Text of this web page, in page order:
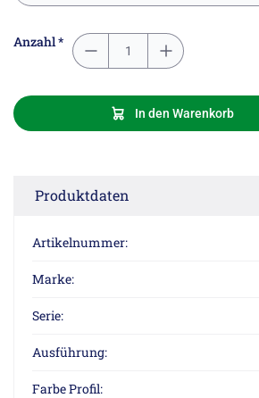
Anzahl *
In den Warenkorb
Produktdaten
Artikelnummer:
Marke:
Serie:
Ausführung:
Farbe Profil: